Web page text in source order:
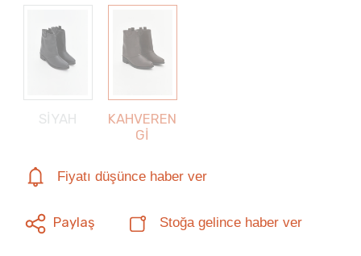
SİYAH
KAHVEREN
Gİ
Fiyatı düşünce haber ver
Paylaş Stoğa gelince haber ver